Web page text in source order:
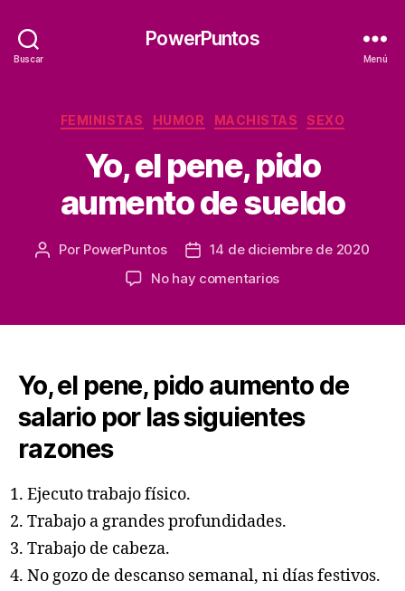
Buscar
PowerPuntos
Menú
Categorías
FEMINISTAS HUMOR MACHISTAS SEXO
Yo, el pene, pido
aumento de sueldo
Autor
Por PowerPuntos
Fecha
la
14 de diciembre de 2020
No hay comentariosen
aumento
de
sueldo
Yo, el pene, pido aumento de
salario por las siguientes
razones
Ejecuto trabajo físico.
Trabajo a grandes profundidades.
Trabajo de cabeza.
No gozo de descanso semanal, ni días festivos.